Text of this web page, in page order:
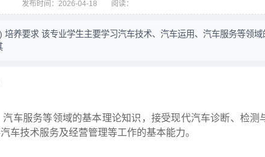
发布时间：2026-04-18 阅读：
培养要求 该专业学生主要学习汽车技术、汽车运用、汽车服务等领
车服务等领域的基本理论知识，接受现代汽车诊断、检测
车技术服务及经营管理等工作的基本能力。